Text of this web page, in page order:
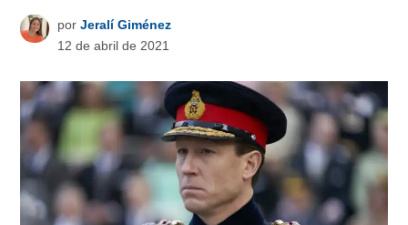
por Jeralí Giménez
12 de abril de 2021